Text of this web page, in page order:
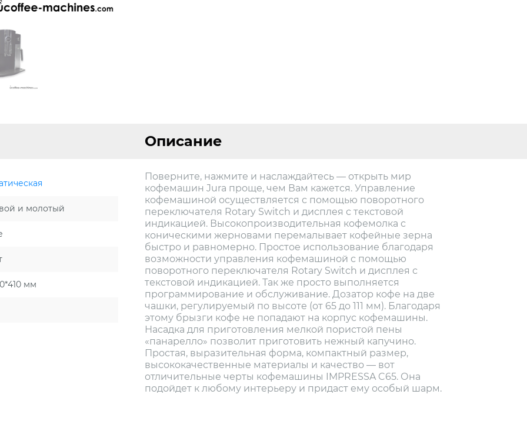
Описание
Поверните, нажмите и наслаждайтесь — открыть мир
кофемашин Jura проще, чем Вам кажется. Управление
кофемашиной осуществляется с помощью поворотного
переключателя Rotary Switch и дисплея с текстовой
индикацией. Высокопроизводительная кофемолка с
коническими жерновами перемалывает кофейные зерна
быстро и равномерно. Простое использование благодаря
возможности управления кофемашиной с помощью
поворотного переключателя Rotary Switch и дисплея с
текстовой индикацией. Так же просто выполняется
программирование и обслуживание. Дозатор кофе на две
чашки, регулируемый по высоте (от 65 до 111 мм). Благодаря
этому брызги кофе не попадают на корпус кофемашины.
Насадка для приготовления мелкой пористой пены
«панарелло» позволит приготовить нежный капучино.
Простая, выразительная форма, компактный размер,
высококачественные материалы и качество — вот
отличительные черты кофемашины IMPRESSA C65. Она
подойдет к любому интерьеру и придаст ему особый шарм.
и молотый
мм